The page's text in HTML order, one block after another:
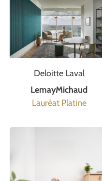
Deloitte Laval
LemayMichaud
Lauréat Platine